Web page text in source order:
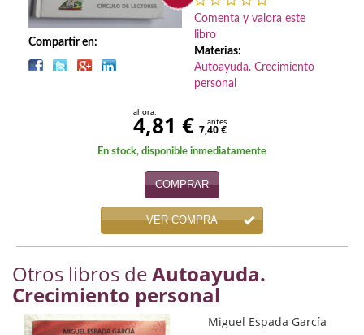
Cocina
Cómic
Divulgación científica
DVD
Economía
Enciclopedias
Compartir en:
Comenta y valora este
libro
Materias:
Autoayuda. Crecimiento
personal
ahora:
4,81 € antes
7,40 €
En stock, disponible inmediatamente
COMPRAR
VER COMPRA
Otros libros deAutoayuda.
Crecimiento personal
Miguel Espada García